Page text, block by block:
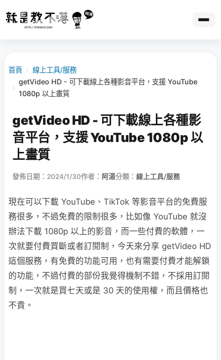
首頁 › 線上工具/服務
›
getVideo HD - 可下載線上各種影音平台，支援 YouTube
1080p 以上畫質
getVideo HD - 可下載線上各種影
音平台，支援 YouTube 1080p 以
上畫質
發佈日期：2024/1/30作者： 阿湯分類： 線上工具/服務
現在可以下載 YouTube、TikTok 等影音平台的免費服
務很多，不過免費的限制很多，比如像 YouTube 就沒
辦法下載 1080p 以上的影音，而一些付費的軟體，一
次就要付費買斷或者訂閱制，今天來分享 getVideo HD
這個服務，有免費的功能可用，也有需要付費才能解鎖
的功能，不過付費的部份我覺得機制不錯，不採用訂閱
制，一次就是買七天或是 30 天的使用權，而且價格也
不貴。